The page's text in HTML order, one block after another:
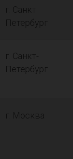
г. Санкт-
Петербург
г. Санкт-
Петербург
г. Москва